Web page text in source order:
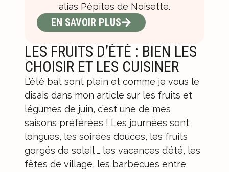
LES FRUITS D’ÉTÉ : BIEN LES
CHOISIR ET LES CUISINER
L’été bat sont plein et comme je vous le
disais dans mon article sur les fruits et
légumes de juin, c’est une de mes
saisons préférées ! Les journées sont
longues, les soirées douces, les fruits
gorgés de soleil … les vacances d’été, les
fêtes de village, les barbecues entre
alias Pépites de Noisette.
EN SAVOIR PLUS